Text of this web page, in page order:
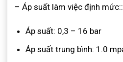
– Áp suất làm việc định mức::
Áp suất: 0,3 – 16 bar
Áp suất trung bình: 1.0